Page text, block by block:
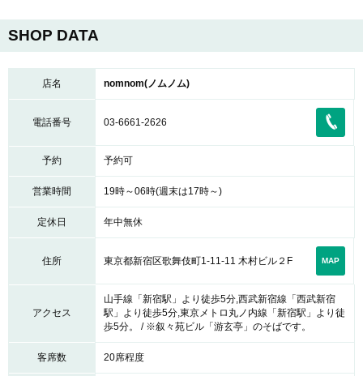
SHOP DATA
店名 nomnom(ノムノム)
電話番号 03-6661-2626
予約 予約可
営業時間 19時～06時(週末は17時～)
定休日 年中無休
住所 東京都新宿区歌舞伎町1-11-11 木村ビル２F MAP
アクセス
山手線「新宿駅」より徒歩5分,西武新宿線「西武新宿
駅」より徒歩5分,東京メトロ丸ノ内線「新宿駅」より徒
歩5分。 / ※叙々苑ビル「游玄亭」のそばです。
客席数 20席程度